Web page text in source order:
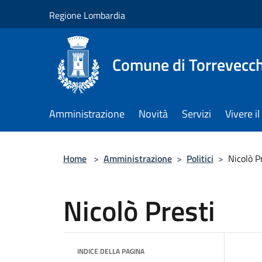
Regione Lombardia
Comune di
Amministrazione Novità Servizi Vivere
Home > Amministrazione > Politici > Nicolò
Nicolò Presti
INDICE DELLA PAGINA